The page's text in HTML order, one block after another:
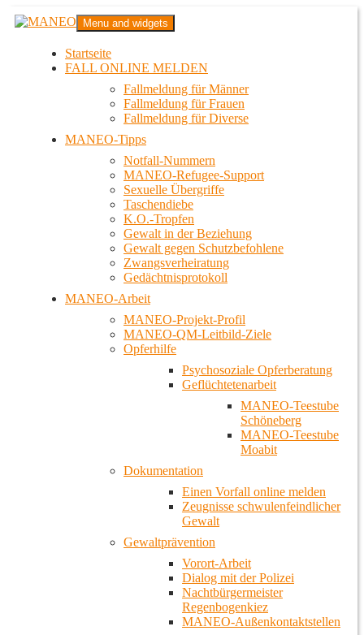
Zum
InhaltMANEO
Das schwule Anti-Gewalt-Projekt in Berlin
Menu and widgets
Startseite
FALL ONLINE MELDEN
Fallmeldung für Männer
Fallmeldung für Frauen
Fallmeldung für Diverse
MANEO-Tipps
Notfall-Nummern
MANEO-Refugee-Support
Sexuelle Übergriffe
Taschendiebe
K.O.-Tropfen
Gewalt in der Beziehung
Gewalt gegen Schutzbefohlene
Zwangsverheiratung
Gedächtnisprotokoll
MANEO-Arbeit
MANEO-Projekt-Profil
MANEO-QM-Leitbild-Ziele
Opferhilfe
Psychosoziale Opferberatung
Geflüchtetenarbeit
MANEO-Teestube
Schöneberg
MANEO-Teestube
Moabit
Dokumentation
Einen Vorfall online melden
Zeugnisse schwulenfeindlicher
Gewalt
Gewaltprävention
Vorort-Arbeit
Dialog mit der Polizei
Nachtbürgermeister
Regenbogenkiez
MANEO-Außenkontaktstellen